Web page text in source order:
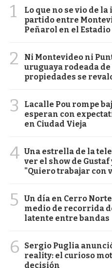
1
Lo que no se vio de
partido entre
Peñarol en el
2
Ni Montevideo ni
uruguaya rodeada
propiedades se
3
Lacalle Pou rompe
esperan con
en Ciudad Vieja
4 Una estrella de la
ver el show de
"Quiero trabajar con
5
Un día en Cerro
medio de recorrida
latente entre bandas
6
Sergio Puglia
reality: el curioso
decisión